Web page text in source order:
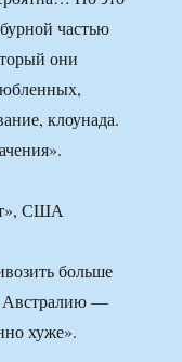
частью
они
клоунада.
США
больше
Австралию —
хуже».